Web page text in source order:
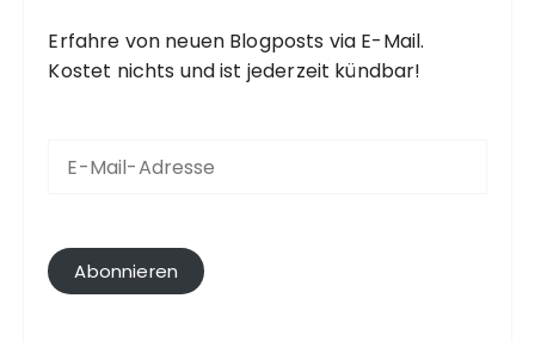
Erfahre von neuen Blogposts via E-Mail.
Kostet nichts und ist jederzeit kündbar!
l
-
Abonnieren